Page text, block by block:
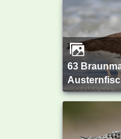
63 Braunmantel-